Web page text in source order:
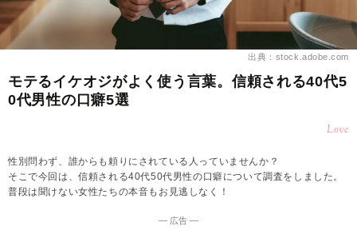
出典：stock.adobe.com
モテるイケオジがよく使う言葉。信頼される40代5
0代男性の口癖5選
Love
性別問わず、誰からも頼りにされている人っていませんか？
そこで今回は、信頼される40代50代男性の口癖について調査をしました。
普段は聞けない女性たちの本音もお見逃しなく！
― 広告 ―